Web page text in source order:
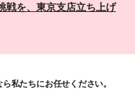
戦を、東京支店立ち上げ
私たちにお任せください。